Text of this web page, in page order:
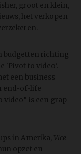
groot en klein,
het verkopen
budgetten richting
'Pivot to video'.
een business
end-of-life
video” is een grap
in Amerika, Vice
opzet en